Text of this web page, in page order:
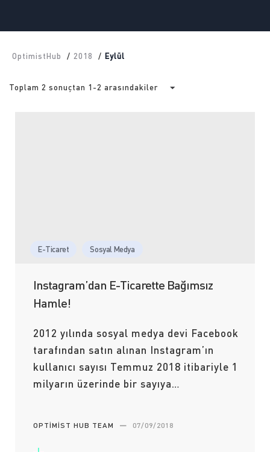
OptimistHub / 2018 / Eylül
Toplam 2 sonuçtan 1-2 arasındakiler
E-Ticaret Sosyal Medya
Instagram’dan E-Ticarette Bağımsız
Hamle!
2012 yılında sosyal medya devi Facebook
tarafından satın alınan Instagram’ın
kullanıcı sayısı Temmuz 2018 itibariyle 1
milyarın üzerinde bir sayıya…
OPTIMIST HUB TEAM — 07/09/2018